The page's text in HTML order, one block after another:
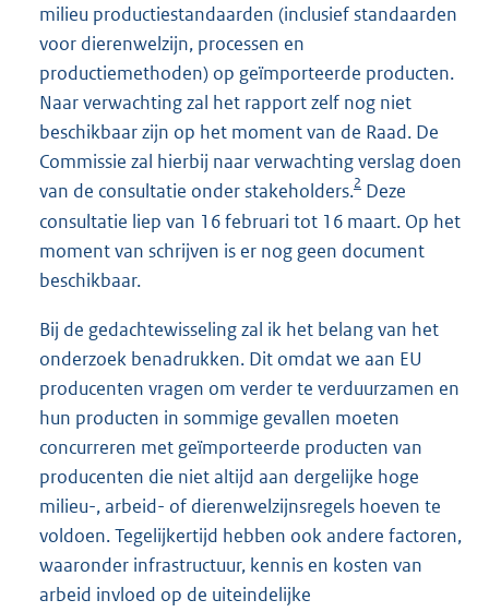
milieu productiestandaarden (inclusief standaarden
voor dierenwelzijn, processen en
productiemethoden) op geïmporteerde producten.
Naar verwachting zal het rapport zelf nog niet
beschikbaar zijn op het moment van de Raad. De
Commissie zal hierbij naar verwachting verslag doen
van de consultatie onder stakeholders.2 Deze
consultatie liep van 16 februari tot 16 maart. Op het
moment van schrijven is er nog geen document
beschikbaar.
Bij de gedachtewisseling zal ik het belang van het
onderzoek benadrukken. Dit omdat we aan EU
producenten vragen om verder te verduurzamen en
hun producten in sommige gevallen moeten
concurreren met geïmporteerde producten van
producenten die niet altijd aan dergelijke hoge
milieu-, arbeid- of dierenwelzijnsregels hoeven te
voldoen. Tegelijkertijd hebben ook andere factoren,
waaronder infrastructuur, kennis en kosten van
arbeid invloed op de uiteindelijke